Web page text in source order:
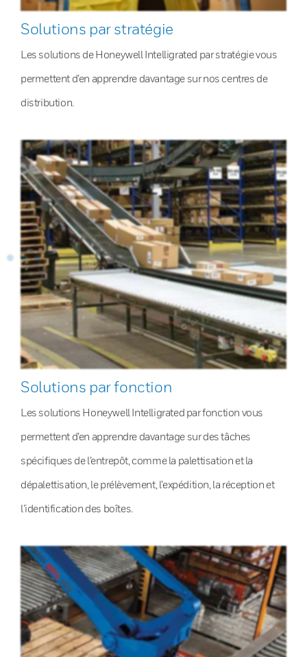
Solutions par stratégie
Les solutions de Honeywell Intelligrated par stratégie vous
permettent d’en apprendre davantage sur nos centres de
distribution.
Solutions par fonction
Les solutions Honeywell Intelligrated par fonction vous
permettent d’en apprendre davantage sur des tâches
spécifiques de l’entrepôt, comme la palettisation et la
dépalettisation, le prélèvement, l’expédition, la réception et
l’identification des boîtes.